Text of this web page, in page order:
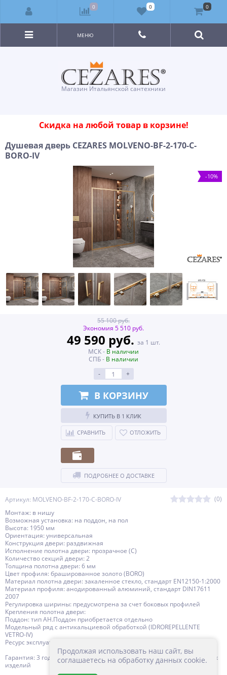
Магазин Итальянской сантехники
МЕНЮ
Скидка на любой товар в корзине!
Душевая дверь CEZARES MOLVENO-BF-2-170-C-
BORO-IV
-10%
Артикул: MOLVENO-BF-2-170-C-BORO-IV
(0)
Монтаж: в нишу
Возможная установка: на поддон, на пол
Высота: 1950 мм
Ориентация: универсальная
Конструкция двери: раздвижная
Исполнение полотна двери: прозрачное (C)
Количество секций двери: 2
Толщина полотна двери: 6 мм
Цвет профиля: брашированное золото (BORO)
Материал полотна двери: закаленное стекло, стандарт EN12150-1:2000
Материал профиля: анодированный алюминий, стандарт DIN17611
2007
Регулировка ширины: предусмотрена за счет боковых профилей
Крепления полотна двери:
Поддон: тип АН.Поддон приобретается отдельно
Модельный ряд с антикальциевой обработкой (IDROREPELLENTE
VETRO-IV)
Ресурс эксплуатации: 15 лет
Гарантия: 3 года с даты продажи, за исключением резинотехнических
изделий
55 100 руб.
Экономия 5 510 руб.
49 590 руб. за 1 шт.
МСК - В наличии
СПБ - В наличии
-
+
В КОРЗИНУ
КУПИТЬ В 1 КЛИК
СРАВНИТЬ ОТЛОЖИТЬ
ПОДРОБНЕЕ О ДОСТАВКЕ
0 0 0
Продолжая использовать наш сайт, вы
соглашаетесь на обработку данных cookie.